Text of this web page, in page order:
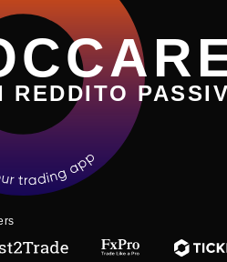
REDDITO